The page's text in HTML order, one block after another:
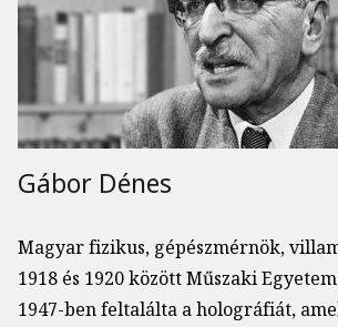
Gábor Dénes
Magyar fizikus, gépészmérnök,
1918 és 1920 között Műszaki
1947-ben feltalálta a holográfiát,